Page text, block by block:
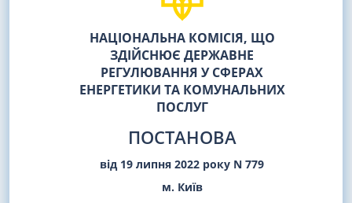
НАЦІОНАЛЬНА КОМІСІЯ, ЩО
ЗДІЙСНЮЄ ДЕРЖАВНЕ
РЕГУЛЮВАННЯ У СФЕРАХ
ЕНЕРГЕТИКИ ТА КОМУНАЛЬНИХ
ПОСЛУГ
ПОСТАНОВА
від 19 липня 2022 року N 779
м. Київ